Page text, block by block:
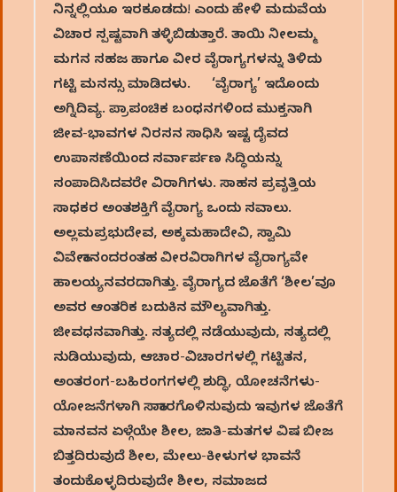
ನಿನ್ನಲ್ಲಿಯೂ ಇರಕೂಡದು! ಎಂದು ಹೇಳಿ ಮದುವೆಯ
ವಿಚಾರ ಸ್ಪಷ್ಟವಾಗಿ ತಳ್ಳಿಬಿಡುತ್ತಾರೆ. ತಾಯಿ ನೀಲಮ್ಮ
ಮಗನ ಸಹಜ ಹಾಗೂ ವೀರ ವೈರಾಗ್ಯಗಳನ್ನು ತಿಳಿದು
ಗಟ್ಟಿ ಮನಸ್ಸು ಮಾಡಿದಳು. ‘ವೈರಾಗ್ಯ’ ಇದೊಂದು
ಅಗ್ನಿದಿವ್ಯ. ಪ್ರಾಪಂಚಿಕ ಬಂಧನಗಳಿಂದ ಮುಕ್ತನಾಗಿ
ಜೀವ-ಭಾವಗಳ ನಿರಸನ ಸಾಧಿಸಿ ಇಷ್ಟ ದೈವದ
ಉಪಾಸಣೆಯಿಂದ ಸರ್ವಾರ್ಪಣ ಸಿದ್ಧಿಯನ್ನು
ಸಂಪಾದಿಸಿದವರೇ ವಿರಾಗಿಗಳು. ಸಾಹಸ ಪ್ರವೃತ್ತಿಯ
ಸಾಧಕರ ಅಂತಶಕ್ತಿಗೆ ವೈರಾಗ್ಯ ಒಂದು ಸವಾಲು.
ಅಲ್ಲಮಪ್ರಭುದೇವ, ಅಕ್ಕಮಹಾದೇವಿ, ಸ್ವಾಮಿ
ವಿವೇಕಾನಂದರಂತಹ ವೀರವಿರಾಗಿಗಳ ವೈರಾಗ್ಯವೇ
ಹಾಲಯ್ಯನವರದಾಗಿತ್ತು. ವೈರಾಗ್ಯದ ಜೊತೆಗೆ ‘ಶೀಲ’ವೂ
ಅವರ ಆಂತರಿಕ ಬದುಕಿನ ಮೌಲ್ಯವಾಗಿತ್ತು.
ಜೀವಧನವಾಗಿತ್ತು. ಸತ್ಯದಲ್ಲಿ ನಡೆಯುವುದು, ಸತ್ಯದಲ್ಲಿ
ನುಡಿಯುವುದು, ಆಚಾರ-ವಿಚಾರಗಳಲ್ಲಿ ಗಟ್ಟಿತನ,
ಅಂತರಂಗ-ಬಹಿರಂಗಗಳಲ್ಲಿ ಶುದ್ಧಿ, ಯೋಚನೆಗಳು-
ಯೋಜನೆಗಳಾಗಿ ಸಾಕಾರಗೊಳಿಸುವುದು ಇವುಗಳ ಜೊತೆಗೆ
ಮಾನವನ ಏಳ್ಗೆಯೇ ಶೀಲ, ಜಾತಿ-ಮತಗಳ ವಿಷ ಬೀಜ
ಬಿತ್ತದಿರುವುದೆ ಶೀಲ, ಮೇಲು-ಕೀಳುಗಳ ಭಾವನೆ
ತಂದುಕೊಳ್ಳದಿರುವುದೇ ಶೀಲ, ಸಮಾಜದ